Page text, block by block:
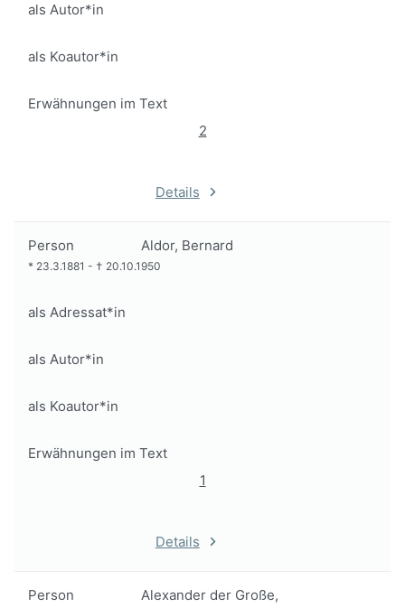
als Autor*in
als Koautor*in
Erwähnungen im Text
2
Details
Person Aldor, Bernard
* 23.3.1881 - † 20.10.1950
als Adressat*in
als Autor*in
als Koautor*in
Erwähnungen im Text
1
Details
Person Alexander der Große,